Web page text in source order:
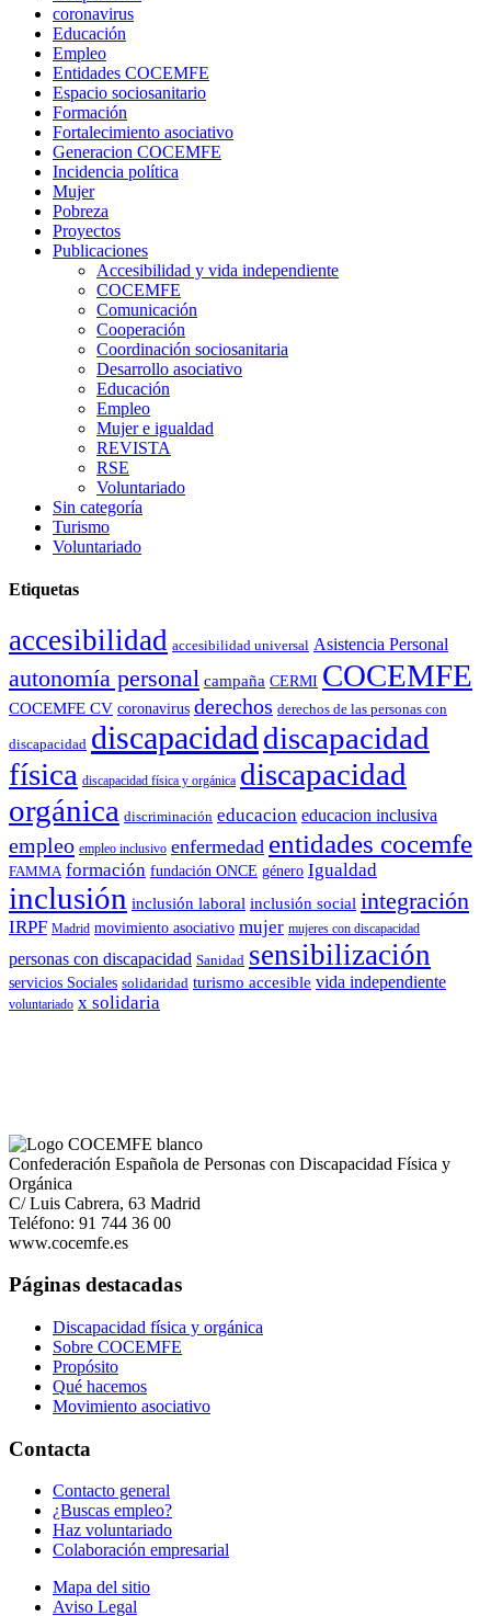
coronavirus
Educación
Empleo
Entidades COCEMFE
Espacio sociosanitario
Formación
Fortalecimiento asociativo
Generacion COCEMFE
Incidencia política
Mujer
Pobreza
Proyectos
Publicaciones
Accesibilidad y vida independiente
COCEMFE
Comunicación
Cooperación
Coordinación sociosanitaria
Desarrollo asociativo
Educación
Empleo
Mujer e igualdad
REVISTA
RSE
Voluntariado
Sin categoría
Turismo
Voluntariado
Etiquetas
accesibilidad accesibilidad universal Asistencia Personal
autonomía personal campaña CERMI COCEMFE
COCEMFE CV coronavirus derechos derechos de las personas con
discapacidad discapacidad discapacidad
física discapacidad física y orgánica discapacidad
orgánica discriminación educacion educacion inclusiva
empleo empleo inclusivo enfermedad entidades cocemfe
FAMMA formación fundación ONCE género Igualdad
inclusión inclusión laboral inclusión social integración
IRPF Madrid movimiento asociativo mujer mujeres con discapacidad
personas con discapacidad Sanidad sensibilización
servicios Sociales solidaridad turismo accesible vida independiente
voluntariado x solidaria
Confederación Española de Personas con Discapacidad Física y
Orgánica
C/ Luis Cabrera, 63 Madrid
Teléfono: 91 744 36 00
www.cocemfe.es
Páginas destacadas
Discapacidad física y orgánica
Sobre COCEMFE
Propósito
Qué hacemos
Movimiento asociativo
Contacta
Contacto general
¿Buscas empleo?
Haz voluntariado
Colaboración empresarial
Mapa del sitio
Aviso Legal